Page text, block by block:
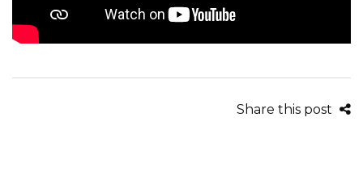
Share this post